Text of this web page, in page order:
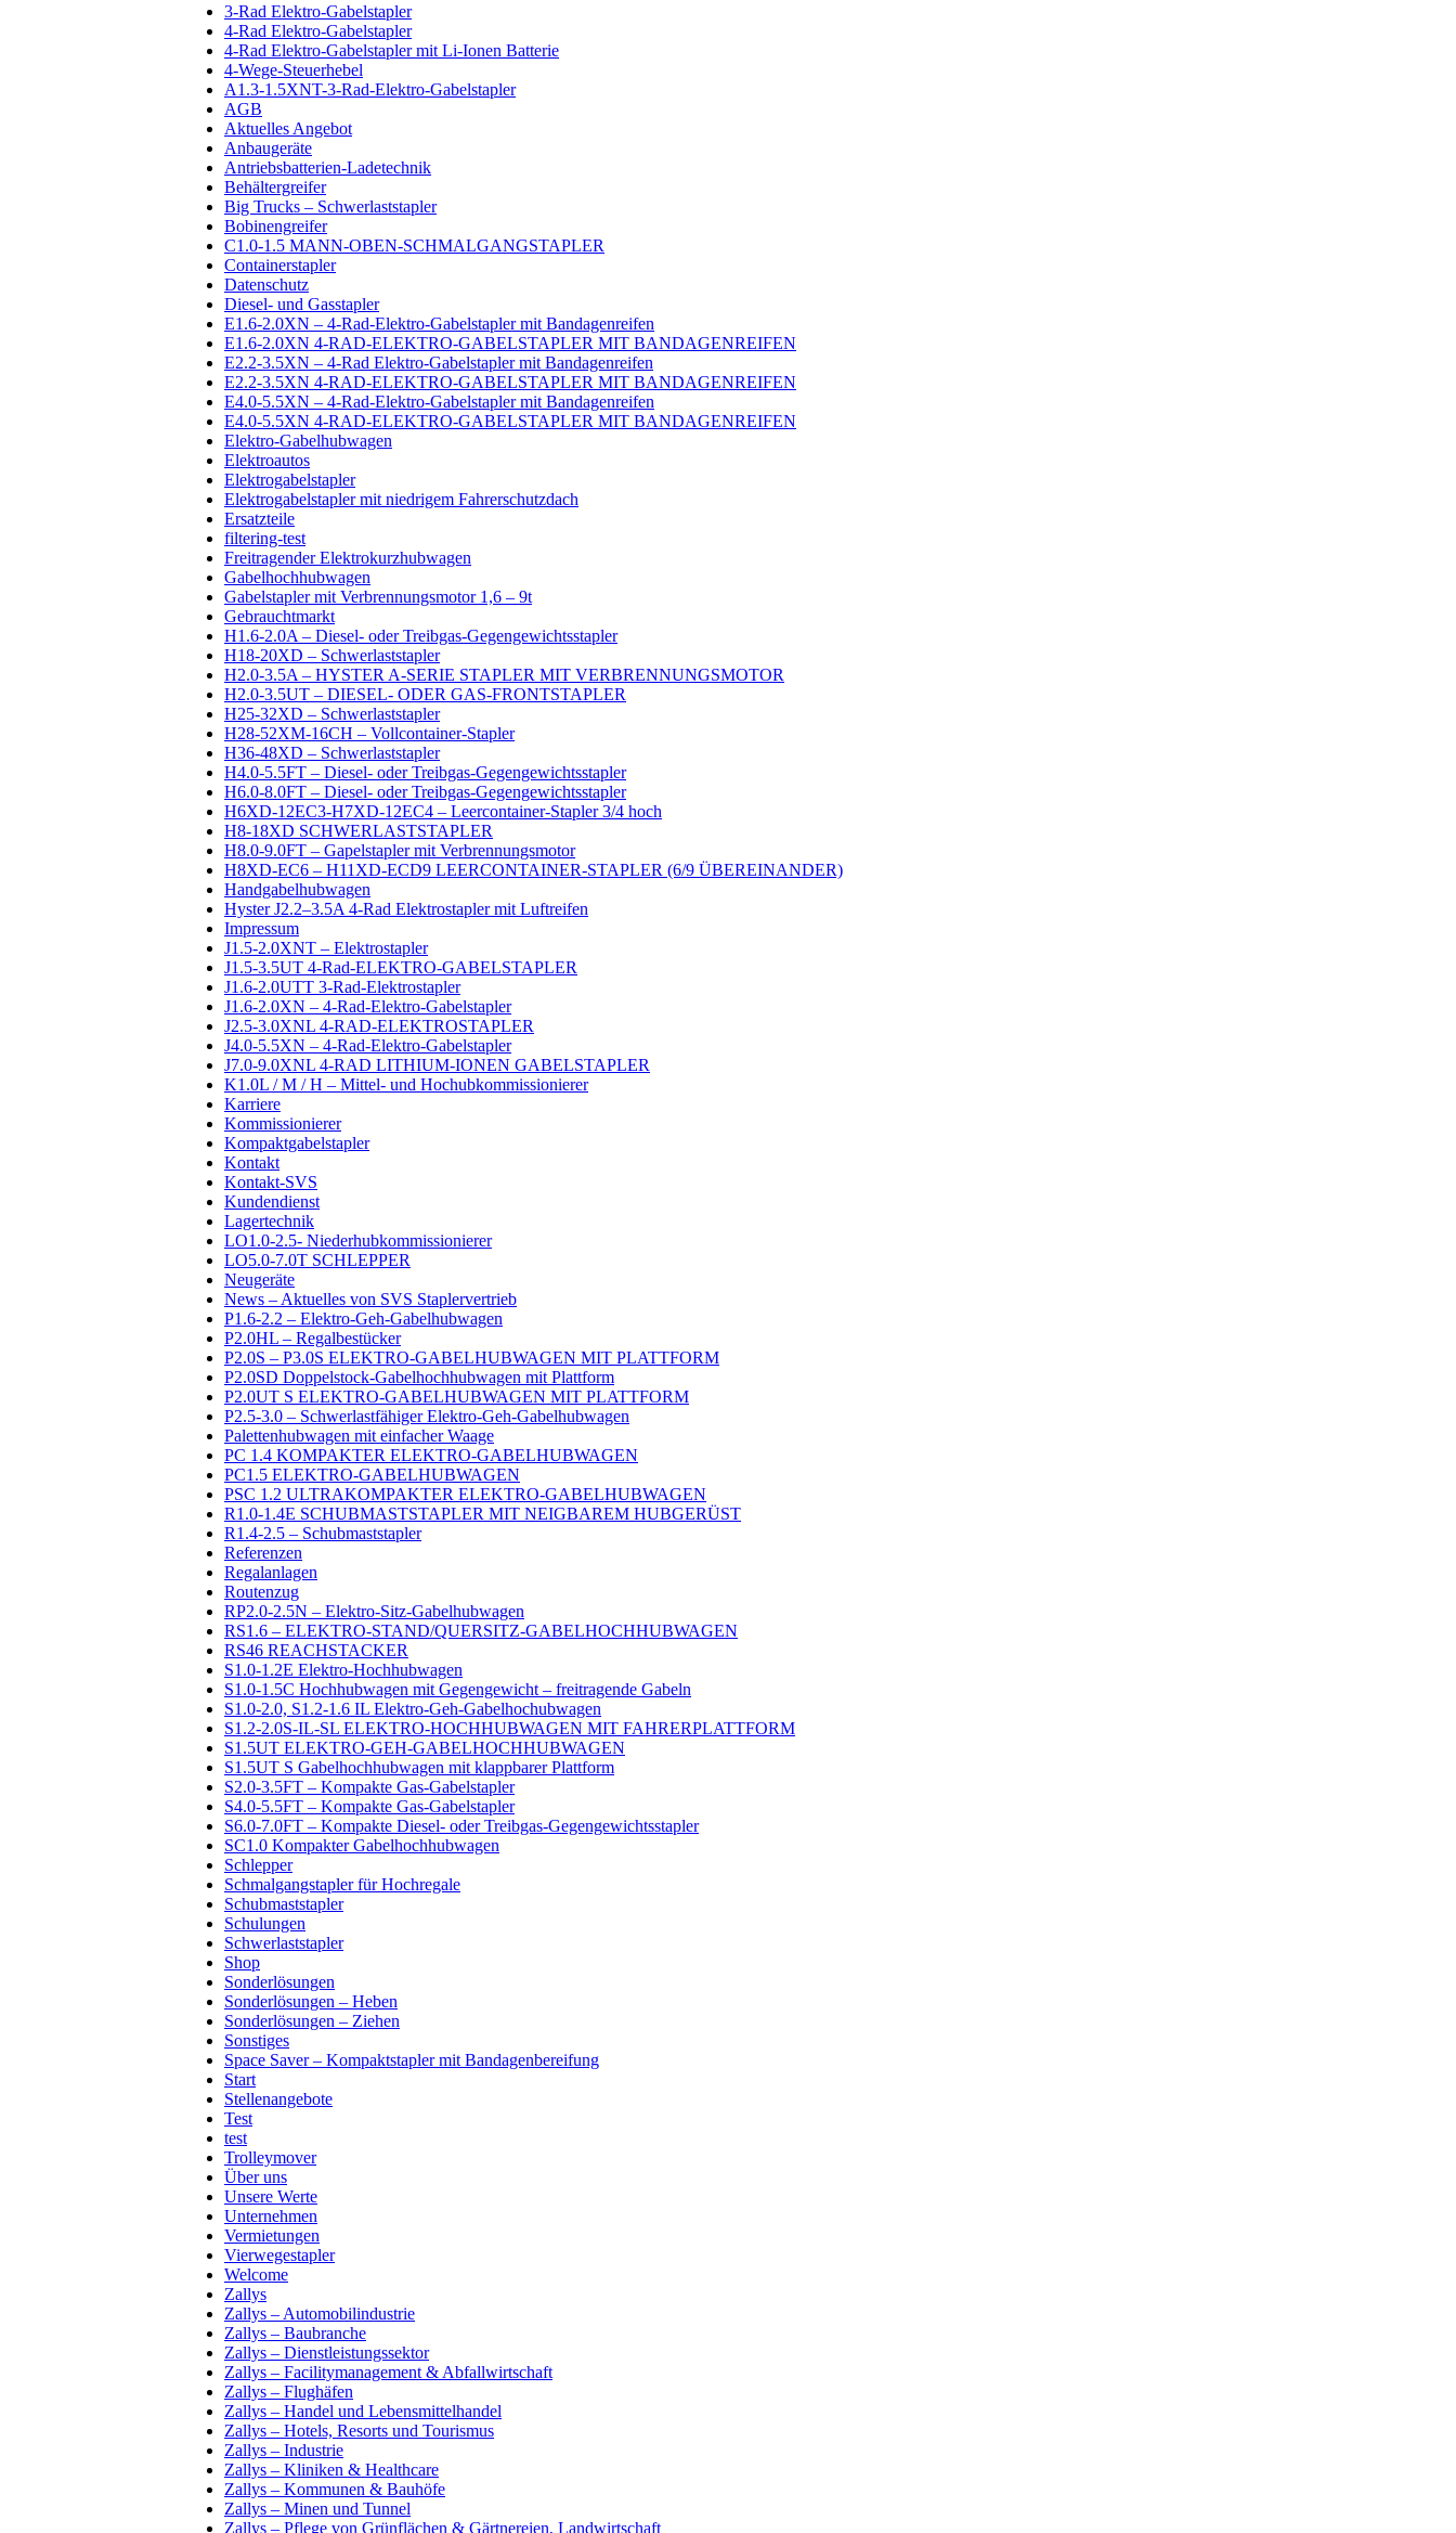
3-Rad Elektro-Gabelstapler
4-Rad Elektro-Gabelstapler
4-Rad Elektro-Gabelstapler mit Li-Ionen Batterie
4-Wege-Steuerhebel
A1.3-1.5XNT-3-Rad-Elektro-Gabelstapler
AGB
Aktuelles Angebot
Anbaugeräte
Antriebsbatterien-Ladetechnik
Behältergreifer
Big Trucks – Schwerlaststapler
Bobinengreifer
C1.0-1.5 MANN-OBEN-SCHMALGANGSTAPLER
Containerstapler
Datenschutz
Diesel- und Gasstapler
E1.6-2.0XN – 4-Rad-Elektro-Gabelstapler mit Bandagenreifen
E1.6-2.0XN 4-RAD-ELEKTRO-GABELSTAPLER MIT BANDAGENREIFEN
E2.2-3.5XN – 4-Rad Elektro-Gabelstapler mit Bandagenreifen
E2.2-3.5XN 4-RAD-ELEKTRO-GABELSTAPLER MIT BANDAGENREIFEN
E4.0-5.5XN – 4-Rad-Elektro-Gabelstapler mit Bandagenreifen
E4.0-5.5XN 4-RAD-ELEKTRO-GABELSTAPLER MIT BANDAGENREIFEN
Elektro-Gabelhubwagen
Elektroautos
Elektrogabelstapler
Elektrogabelstapler mit niedrigem Fahrerschutzdach
Ersatzteile
filtering-test
Freitragender Elektrokurzhubwagen
Gabelhochhubwagen
Gabelstapler mit Verbrennungsmotor 1,6 – 9t
Gebrauchtmarkt
H1.6-2.0A – Diesel- oder Treibgas-Gegengewichtsstapler
H18-20XD – Schwerlaststapler
H2.0-3.5A – HYSTER A-SERIE STAPLER MIT VERBRENNUNGSMOTOR
H2.0-3.5UT – DIESEL- ODER GAS-FRONTSTAPLER
H25-32XD – Schwerlaststapler
H28-52XM-16CH – Vollcontainer-Stapler
H36-48XD – Schwerlaststapler
H4.0-5.5FT – Diesel- oder Treibgas-Gegengewichtsstapler
H6.0-8.0FT – Diesel- oder Treibgas-Gegengewichtsstapler
H6XD-12EC3-H7XD-12EC4 – Leercontainer-Stapler 3/4 hoch
H8-18XD SCHWERLASTSTAPLER
H8.0-9.0FT – Gapelstapler mit Verbrennungsmotor
H8XD-EC6 – H11XD-ECD9 LEERCONTAINER-STAPLER (6/9 ÜBEREINANDER)
Handgabelhubwagen
Hyster J2.2–3.5A 4-Rad Elektrostapler mit Luftreifen
Impressum
J1.5-2.0XNT – Elektrostapler
J1.5-3.5UT 4-Rad-ELEKTRO-GABELSTAPLER
J1.6-2.0UTT 3-Rad-Elektrostapler
J1.6-2.0XN – 4-Rad-Elektro-Gabelstapler
J2.5-3.0XNL 4-RAD-ELEKTROSTAPLER
J4.0-5.5XN – 4-Rad-Elektro-Gabelstapler
J7.0-9.0XNL 4-RAD LITHIUM-IONEN GABELSTAPLER
K1.0L / M / H – Mittel- und Hochubkommissionierer
Karriere
Kommissionierer
Kompaktgabelstapler
Kontakt
Kontakt-SVS
Kundendienst
Lagertechnik
LO1.0-2.5- Niederhubkommissionierer
LO5.0-7.0T SCHLEPPER
Neugeräte
News – Aktuelles von SVS Staplervertrieb
P1.6-2.2 – Elektro-Geh-Gabelhubwagen
P2.0HL – Regalbestücker
P2.0S – P3.0S ELEKTRO-GABELHUBWAGEN MIT PLATTFORM
P2.0SD Doppelstock-Gabelhochhubwagen mit Plattform
P2.0UT S ELEKTRO-GABELHUBWAGEN MIT PLATTFORM
P2.5-3.0 – Schwerlastfähiger Elektro-Geh-Gabelhubwagen
Palettenhubwagen mit einfacher Waage
PC 1.4 KOMPAKTER ELEKTRO-GABELHUBWAGEN
PC1.5 ELEKTRO-GABELHUBWAGEN
PSC 1.2 ULTRAKOMPAKTER ELEKTRO-GABELHUBWAGEN
R1.0-1.4E SCHUBMASTSTAPLER MIT NEIGBAREM HUBGERÜST
R1.4-2.5 – Schubmaststapler
Referenzen
Regalanlagen
Routenzug
RP2.0-2.5N – Elektro-Sitz-Gabelhubwagen
RS1.6 – ELEKTRO-STAND/QUERSITZ-GABELHOCHHUBWAGEN
RS46 REACHSTACKER
S1.0-1.2E Elektro-Hochhubwagen
S1.0-1.5C Hochhubwagen mit Gegengewicht – freitragende Gabeln
S1.0-2.0, S1.2-1.6 IL Elektro-Geh-Gabelhochubwagen
S1.2-2.0S-IL-SL ELEKTRO-HOCHHUBWAGEN MIT FAHRERPLATTFORM
S1.5UT ELEKTRO-GEH-GABELHOCHHUBWAGEN
S1.5UT S Gabelhochhubwagen mit klappbarer Plattform
S2.0-3.5FT – Kompakte Gas-Gabelstapler
S4.0-5.5FT – Kompakte Gas-Gabelstapler
S6.0-7.0FT – Kompakte Diesel- oder Treibgas-Gegengewichtsstapler
SC1.0 Kompakter Gabelhochhubwagen
Schlepper
Schmalgangstapler für Hochregale
Schubmaststapler
Schulungen
Schwerlaststapler
Shop
Sonderlösungen
Sonderlösungen – Heben
Sonderlösungen – Ziehen
Sonstiges
Space Saver – Kompaktstapler mit Bandagenbereifung
Start
Stellenangebote
Test
test
Trolleymover
Über uns
Unsere Werte
Unternehmen
Vermietungen
Vierwegestapler
Welcome
Zallys
Zallys – Automobilindustrie
Zallys – Baubranche
Zallys – Dienstleistungssektor
Zallys – Facilitymanagement & Abfallwirtschaft
Zallys – Flughäfen
Zallys – Handel und Lebensmittelhandel
Zallys – Hotels, Resorts und Tourismus
Zallys – Industrie
Zallys – Kliniken & Healthcare
Zallys – Kommunen & Bauhöfe
Zallys – Minen und Tunnel
Zallys – Pflege von Grünflächen & Gärtnereien, Landwirtschaft